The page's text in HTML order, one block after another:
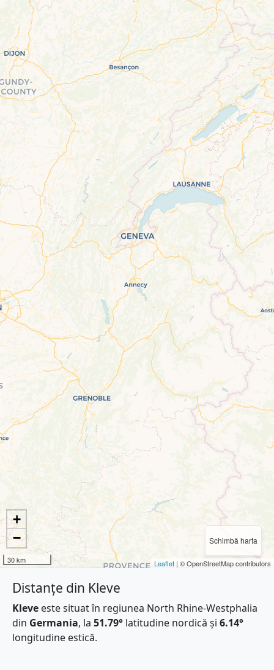
Schimbă harta
+
−
30 km Leaflet | © OpenStreetMap contributors
Distanțe din Kleve
Kleve este situat în regiunea North Rhine-Westphalia
din Germania, la 51.79° latitudine nordică și 6.14°
longitudine estică.